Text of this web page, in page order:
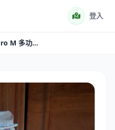
登入
ALESSI Alessandro M 多功能開瓶器